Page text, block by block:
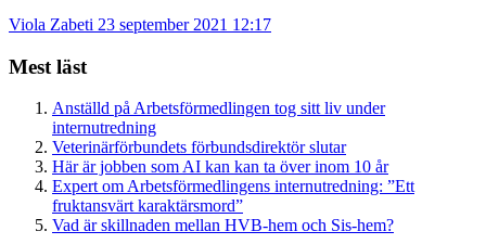
Viola Zabeti 23 september 2021 12:17
Mest läst
Anställd på Arbetsförmedlingen tog sitt liv under
internutredning
Veterinärförbundets förbundsdirektör slutar
Här är jobben som AI kan kan ta över inom 10 år
Expert om Arbetsförmedlingens internutredning: ”Ett
fruktansvärt karaktärsmord”
Vad är skillnaden mellan HVB-hem och Sis-hem?